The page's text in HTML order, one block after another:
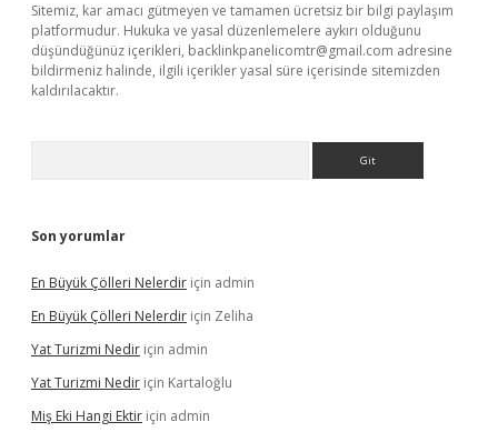
Sitemiz, kar amacı gütmeyen ve tamamen ücretsiz bir bilgi paylaşım
platformudur. Hukuka ve yasal düzenlemelere aykırı olduğunu
düşündüğünüz içerikleri, backlinkpanelicomtr@gmail.com adresine
bildirmeniz halinde, ilgili içerikler yasal süre içerisinde sitemizden
kaldırılacaktır.
Son yorumlar
En Büyük Çölleri Nelerdir için admin
En Büyük Çölleri Nelerdir için Zeliha
Yat Turizmi Nedir için admin
Yat Turizmi Nedir için Kartaloğlu
Miş Eki Hangi Ektir için admin